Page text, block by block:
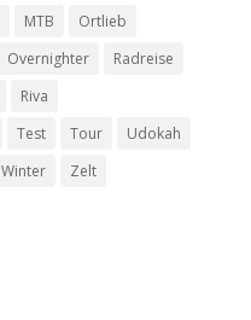
MTB
Ortlieb
Overnighter
Radreise
Riva
Test Tour
Udokah
Winter Zelt